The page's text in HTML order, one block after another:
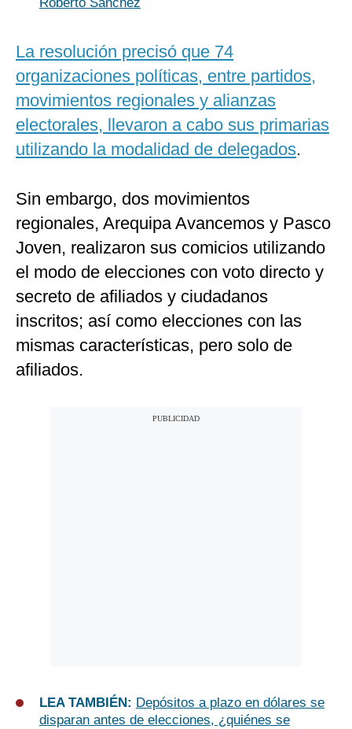
La resolución precisó que 74
organizaciones políticas, entre partidos,
movimientos regionales y alianzas
electorales, llevaron a cabo sus primarias
utilizando la modalidad de delegados.
Sin embargo, dos movimientos
regionales, Arequipa Avancemos y Pasco
Joven, realizaron sus comicios utilizando
el modo de elecciones con voto directo y
secreto de afiliados y ciudadanos
inscritos; así como elecciones con las
mismas características, pero solo de
afiliados.
LEA TAMBIÉN: Depósitos a plazo en dólares se
disparan antes de elecciones, ¿quiénes se